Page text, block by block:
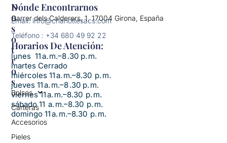
N
O
S
O
T
R
O
S
Bolsos
Carteras
Accesorios
Pieles
Dónde Encontrarnos
Carrer dels Calderers, 1, 17004 Girona, España
Email: info@charlottesacs.com
Teléfono : +34 680 49 92 22
Horarios De Atención:​
lunes 11 a. m.–8 .30 p. m.
martes Cerrado
miércoles 11 a. m.–8.30 p. m.
jueves 11 a. m.–8 .30 p. m.
viernes 11 a. m.–8.30 p. m.
sábado 11 a. m.–8.30 p. m.
domingo 11 a. m.–8.30 p. m.